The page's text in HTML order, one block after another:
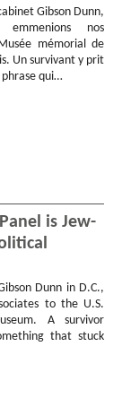
Gibson Dunn,
nos
mémorial de
Un survivant y prit
qui…
is Jew-
Dunn in D.C.,
to the U.S.
A survivor
that stuck